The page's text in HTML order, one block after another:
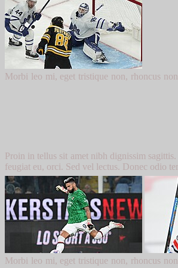
Morbi leo mi, eget tristique non, rhoncus
Proin in tellus sit amet nibh dignissim
feugiat eu, orci. Sed vel lectus. Donec odio
Morbi leo mi, eget tristique non, rhoncus